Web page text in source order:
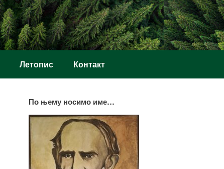
Летопис Контакт
По њему носимо име…